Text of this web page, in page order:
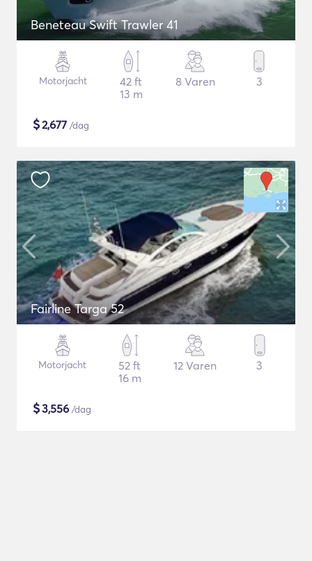
Beneteau Swift Trawler 41
Motorjacht
42 ft
13 m
8 Varen 3
$2,677 /dag
Fairline Targa 52
Motorjacht
52 ft
16 m
12 Varen 3
$3,556 /dag